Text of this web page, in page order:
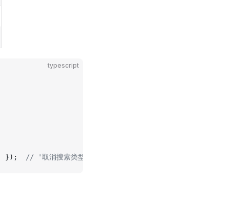
typescript
}); // '取消搜索类型 UUID，默认 搜索名称或 UUID'